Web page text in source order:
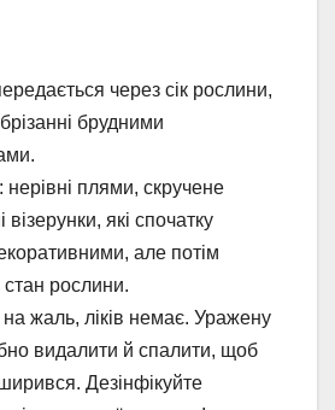
через сік рослини,
брудними
: нерівні плями, скручене
візерунки, які спочатку
але потім
стан рослини.
на жаль, ліків немає. Уражену
видалити й спалити, щоб
Дезінфікуйте